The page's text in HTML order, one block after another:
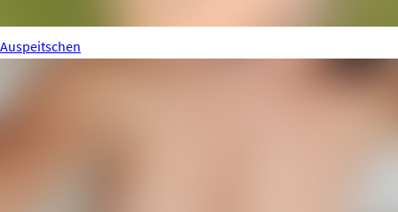
Auspeitschen